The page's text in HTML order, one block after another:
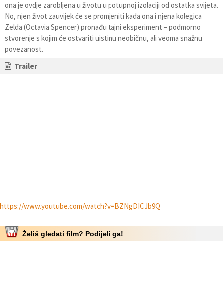
ona je ovdje zarobljena u životu u potupnoj izolaciji od ostatka svijeta.
No, njen život zauvijek će se promjeniti kada ona i njena kolegica
Zelda (Octavia Spencer) pronađu tajni eksperiment – podmorno
stvorenje s kojim će ostvariti uistinu neobičnu, ali veoma snažnu
povezanost.
Trailer
https://www.youtube.com/watch?v=BZNgDICJb9Q
Želiš gledati film? Podijeli ga!